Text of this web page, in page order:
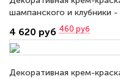
шампанского и клубники
4 620 руб 460 руб
Декоративная крем-